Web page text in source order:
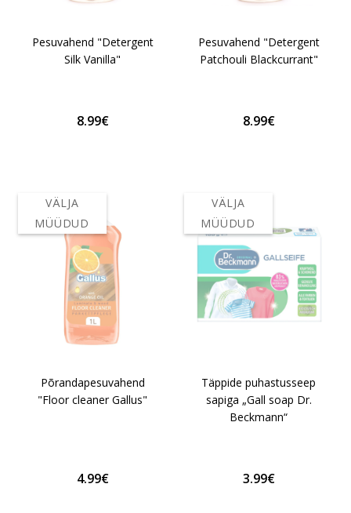
Pesuvahend "Detergent
Silk Vanilla"
8.99€
Pesuvahend "Detergent
Patchouli Blackcurrant"
8.99€
VÄLJA
MÜÜDUD
Põrandapesuvahend
"Floor cleaner Gallus"
4.99€
VÄLJA
MÜÜDUD
Täppide puhastusseep
sapiga „Gall soap Dr.
Beckmann“
3.99€